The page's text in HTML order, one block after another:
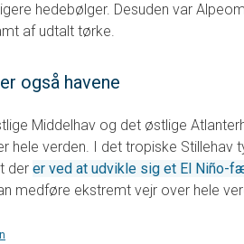
hedebølger. Desuden var
af udtalt tørke.
også havene
Middelhav og det østlige
hele verden. I det tropiske Stillehav
der er ved at udvikle sig et El Niño-
medføre ekstremt vejr over hele